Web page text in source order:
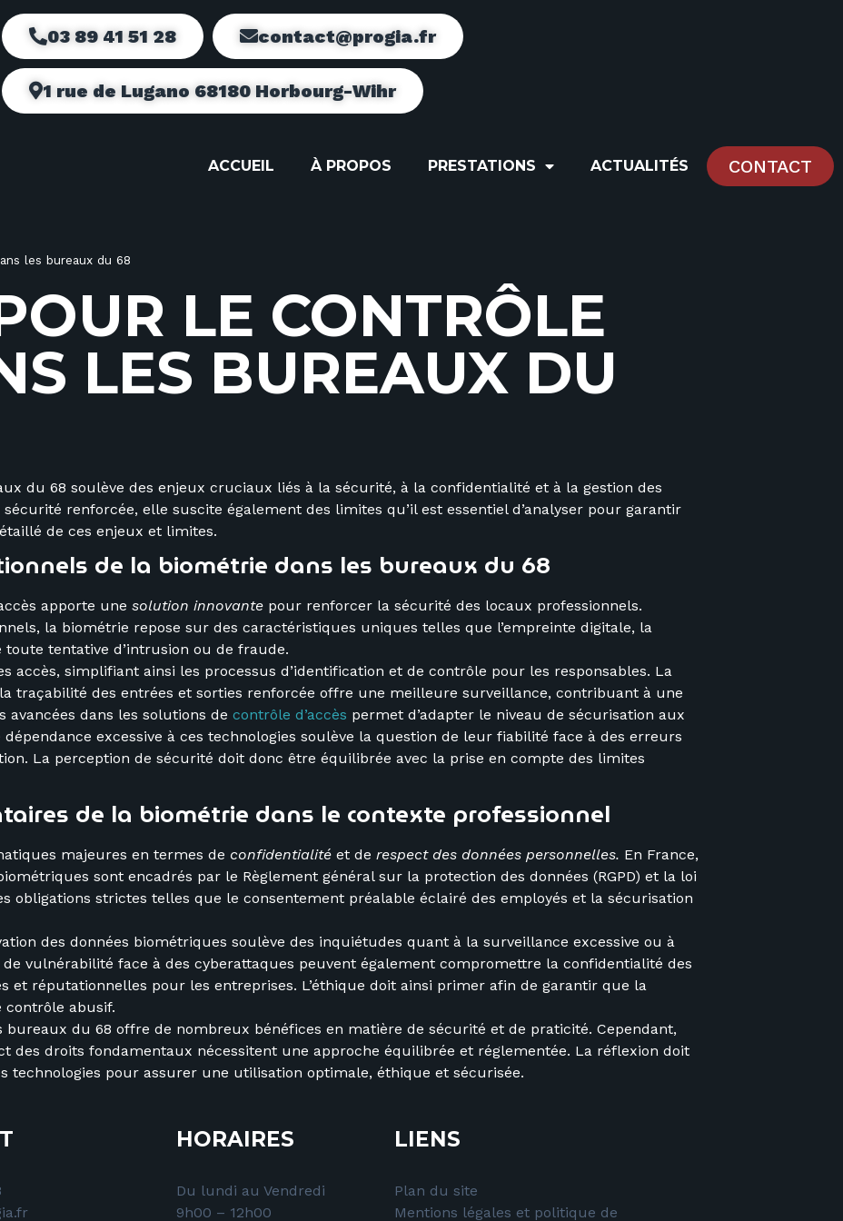
03 89 41 51 28 contact@progia.fr
1 rue de Lugano 68180 Horbourg-Wihr
ACCUEIL À PROPOS PRESTATIONS ACTUALITÉS CONTACT
les bureaux du 68
OUR LE CONTRÔLE
S LES BUREAUX DU
du 68 soulève des enjeux cruciaux liés à la sécurité, à la confidentialité et à la gestion des
renforcée, elle suscite également des limites qu’il est essentiel d’analyser pour garantir
de ces enjeux et limites.
de la biométrie dans les bureaux du 68
apporte une solution innovante pour renforcer la sécurité des locaux professionnels.
la biométrie repose sur des caractéristiques uniques telles que l’empreinte digitale, la
tentative d’intrusion ou de fraude.
accès, simplifiant ainsi les processus d’identification et de contrôle pour les responsables. La
traçabilité des entrées et sorties renforcée offre une meilleure surveillance, contribuant à une
avancées dans les solutions de contrôle d’accès permet d’adapter le niveau de sécurisation aux
excessive à ces technologies soulève la question de leur fiabilité face à des erreurs
La perception de sécurité doit donc être équilibrée avec la prise en compte des limites
de la biométrie dans le contexte professionnel
majeures en termes de confidentialité et de respect des données personnelles. En France,
sont encadrés par le Règlement général sur la protection des données (RGPD) et la loi
obligations strictes telles que le consentement préalable éclairé des employés et la sécurisation
des données biométriques soulève des inquiétudes quant à la surveillance excessive ou à
vulnérabilité face à des cyberattaques peuvent également compromettre la confidentialité des
et réputationnelles pour les entreprises. L’éthique doit ainsi primer afin de garantir que la
contrôle abusif.
bureaux du 68 offre de nombreux bénéfices en matière de sécurité et de praticité. Cependant,
des droits fondamentaux nécessitent une approche équilibrée et réglementée. La réflexion doit
pour assurer une utilisation optimale, éthique et sécurisée.
HORAIRES
Du lundi au Vendredi
9h00 – 12h00
LIENS
Plan du site
Mentions légales et politique de